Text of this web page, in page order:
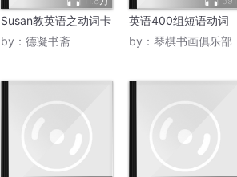
Susan教英语之动词卡
by： 德凝书斋
英语400组短语动词
by： 琴棋书画俱乐部